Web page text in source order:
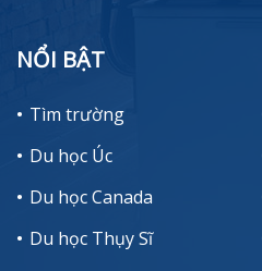
NỔI BẬT
Tìm trường
Du học Úc
Du học Canada
Du học Thụy Sĩ